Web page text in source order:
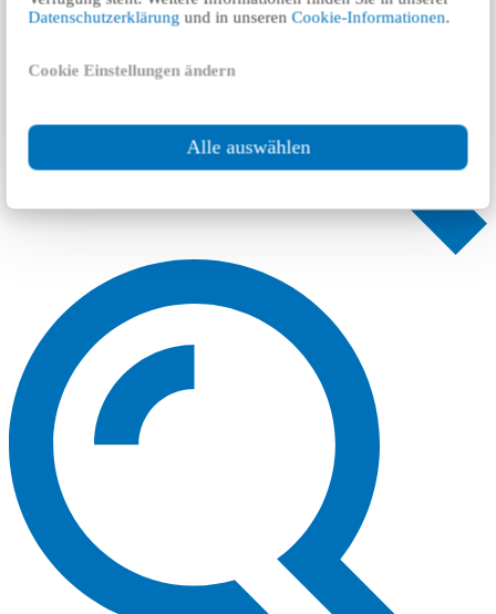
Datenschutzerklärung und in unserenCookie-Informationen.
Cookie Einstellungen ändern
Alle auswählen